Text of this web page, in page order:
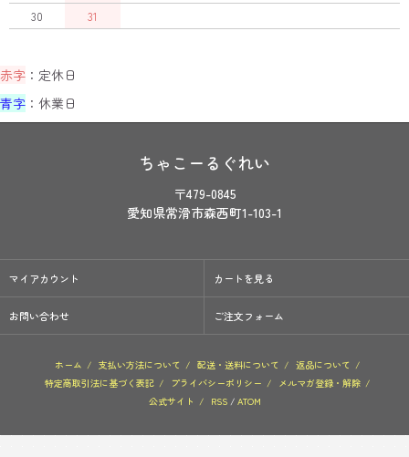
30
31
赤字 ：定休日
青字 ：休業日
ちゃこーるぐれい
〒479-0845
愛知県常滑市森西町1-103-1
マイアカウント カートを見る
お問い合わせ ご注文フォーム
ホーム / 支払い方法について / 配送・送料について / 返品について /
特定商取引法に基づく表記 / プライバシーポリシー / メルマガ登録・解除 /
公式サイト / RSS/ ATOM